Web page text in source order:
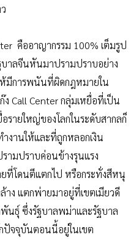
คืออาญากรรม 100% เต็มรูป
าลจีนหันมาปรามปราบอย่าง
ห้มีการพนันที่ผิดกฎหมายใน
Call Center กลุ่มเหยื่อที่เป็น
ายใหญ่ของโลกในระดับสากลก็
งานให้และที่ถูกหลอกเงิน
ามปราบค่อนข้างรุนแรง
ที่โดนตีแตกไป หรือกระทั่งสีหนุ
ง แตกพ่ายมาอยู่ที่เขตเมียวดี
นธุ์ ซึ่งรัฐบาลพม่าและรัฐบาล
ปัจจุบันตอนนี้อยู่ในเขต